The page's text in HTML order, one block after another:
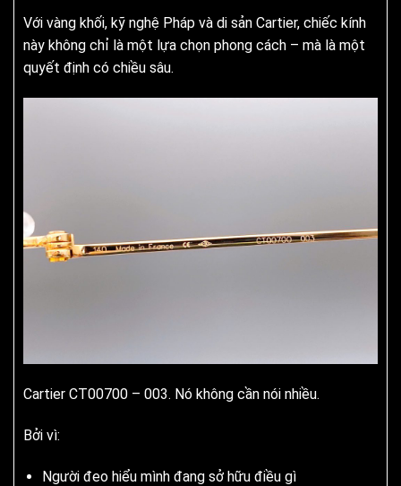
Với vàng khối, kỹ nghệ Pháp và di sản Cartier, chiếc kính
này không chỉ là một lựa chọn phong cách – mà là một
quyết định có chiều sâu.
Cartier CT00700 – 003. Nó không cần nói nhiều.
Bởi vì:
Người đeo hiểu mình đang sở hữu điều gì